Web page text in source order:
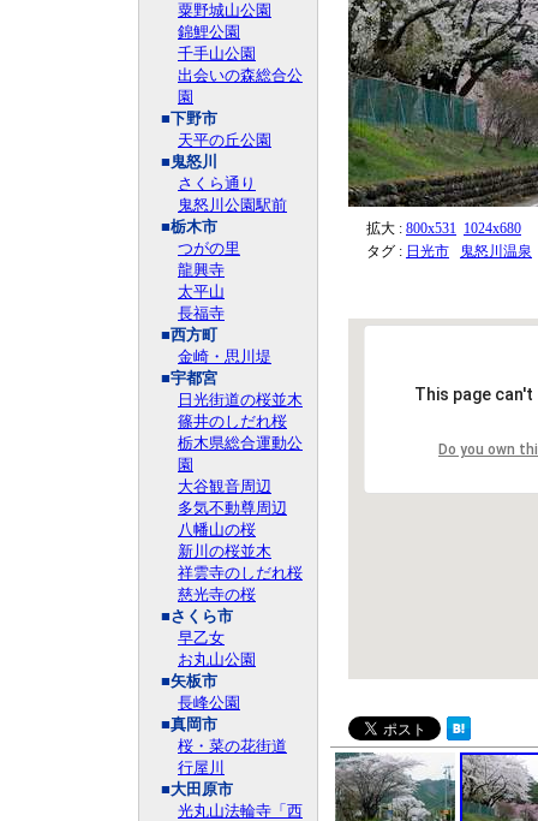
粟野城山公園
錦鯉公園
千手山公園
出会いの森総合公
園
■下野市
天平の丘公園
■鬼怒川
さくら通り
鬼怒川公園駅前
■栃木市
つがの里
龍興寺
太平山
長福寺
■西方町
金崎・思川堤
■宇都宮
日光街道の桜並木
篠井のしだれ桜
栃木県総合運動公
園
大谷観音周辺
多気不動尊周辺
八幡山の桜
新川の桜並木
祥雲寺のしだれ桜
慈光寺の桜
■さくら市
早乙女
お丸山公園
■矢板市
長峰公園
■真岡市
桜・菜の花街道
行屋川
■大田原市
光丸山法輪寺「西
拡大 : 800x531 1024x680
タグ : 日光市 鬼怒川温泉
This page
Do you own